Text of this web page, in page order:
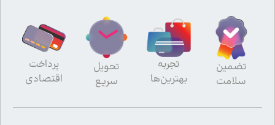
تضمین
سلامت
تجربه
بهترین‌ها
تحویل
سریع
پرداخت
اقتصادی